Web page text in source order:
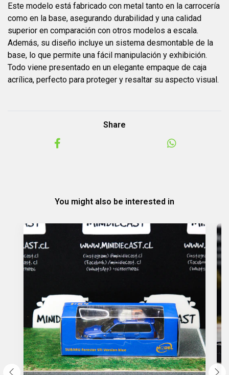
Este modelo está fabricado con metal tanto en la carrocería
como en la base, asegurando durabilidad y una calidad
superior en comparación con otros modelos a escala.
Además, su diseño incluye un sistema desmontable de la
base, lo que permite una fácil manipulación y exhibición.
Todo viene presentado en un elegante empaque de caja
acrílica, perfecto para proteger y resaltar su aspecto visual.
Share
You might also be interested in